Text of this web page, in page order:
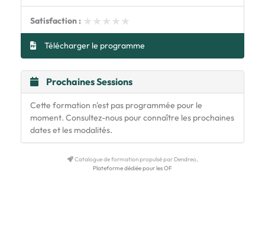
Satisfaction : ★★★★★
★★★★★
Télécharger le programme
Prochaines Sessions
Cette formation n'est pas programmée pour le
moment. Consultez-nous pour connaître les prochaines
dates et les modalités.
Catalogue de formation propulsé par Dendreo,
Plateforme dédiée pour les OF